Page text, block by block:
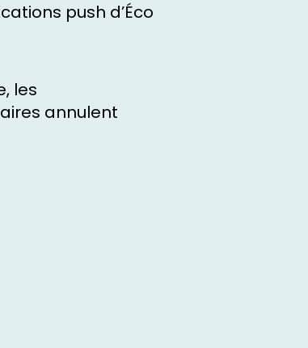
push d’Éco
les
annulent